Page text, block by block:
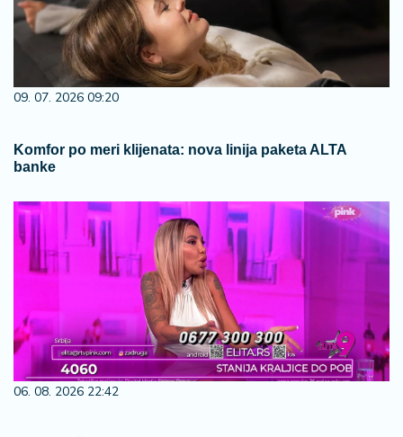
09. 07. 2026 09:20
Komfor po meri klijenata: nova linija paketa ALTA
banke
06. 08. 2026 22:42